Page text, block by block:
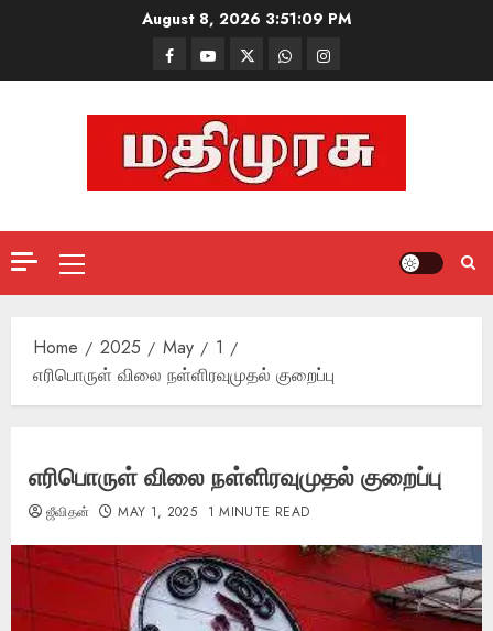
August 8, 2026 3:51:09 PM
FacebookMathemurasu
TV
TwitterWhatsAppInstagram
Primary
Menu
Home 2025 May
1
எரிபொருள் விலை நள்ளிரவுமுதல் குறைப்பு
எரிபொருள் விலை நள்ளிரவுமுதல் குறைப்பு
ஜீவிதன் MAY 1, 2025 1 MINUTE READ